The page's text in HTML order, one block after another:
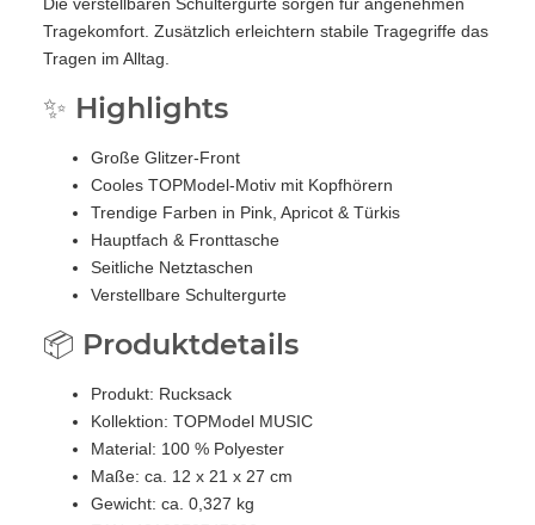
Tragekomfort. Zusätzlich erleichtern stabile Tragegriffe das
Tragen im Alltag.
✨ Highlights
Große Glitzer-Front
Cooles TOPModel-Motiv mit Kopfhörern
Trendige Farben in Pink, Apricot & Türkis
Hauptfach & Fronttasche
Seitliche Netztaschen
Verstellbare Schultergurte
📦 Produktdetails
Produkt: Rucksack
Kollektion: TOPModel MUSIC
Material: 100 % Polyester
Maße: ca. 12 x 21 x 27 cm
Gewicht: ca. 0,327 kg